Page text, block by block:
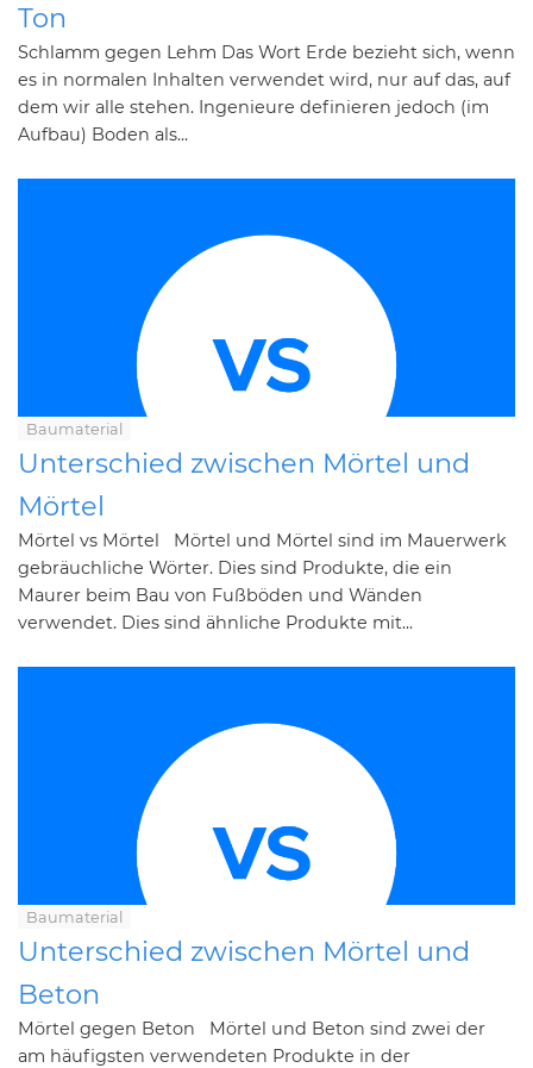
Ton
Schlamm gegen Lehm Das Wort Erde bezieht sich, wenn
es in normalen Inhalten verwendet wird, nur auf das, auf
dem wir alle stehen. Ingenieure definieren jedoch (im
Aufbau) Boden als...
Baumaterial
Unterschied zwischen Mörtel und
Mörtel
Mörtel vs Mörtel Mörtel und Mörtel sind im Mauerwerk
gebräuchliche Wörter. Dies sind Produkte, die ein
Maurer beim Bau von Fußböden und Wänden
verwendet. Dies sind ähnliche Produkte mit...
Baumaterial
Unterschied zwischen Mörtel und
Beton
Mörtel gegen Beton Mörtel und Beton sind zwei der
am häufigsten verwendeten Produkte in der